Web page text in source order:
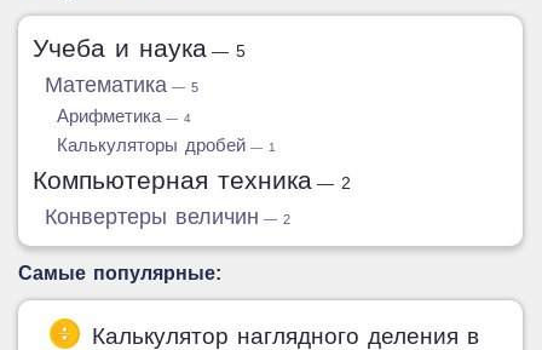
Учеба и наука — 5
Математика — 5
Арифметика — 4
Калькуляторы дробей — 1
Компьютерная техника — 2
Конвертеры величин — 2
Самые популярные:
Калькулятор наглядного деления в